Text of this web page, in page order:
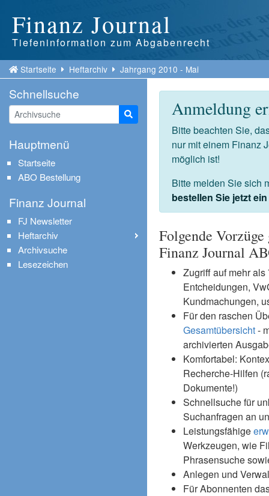
Finanz Journal
Tiefeninformation zum Abgabenrecht
Startseite Heftarchiv Jahrgang 2010 - Mai
Anmeldung
Bitte beachten Sie,
nur mit einem Finanz
möglich ist!
Bitte melden Sie sich
bestellen Sie jetzt
Folgende
Finanz Journal
Zugriff auf mehr
Entcheidungen,
Kundmachungen,
Für den raschen
Gesamtübersicht-
archivierten
Komfortabel:
Recherche-Hilfen
Dokumente!)
Schnellsuche für
Suchanfragen an
Leistungsfähige
Werkzeugen, wie
Phrasensuche
Anlegen und
Für Abonnenten
Schnellsuche
Suche starten
Hauptmenü
Startseite
ABO Bestellung
Finanz Journal
FJ Newsletter
Heftarchiv
Archivsuche
Lesezeichen